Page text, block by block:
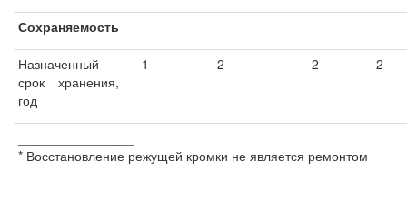
Сохраняемость
Назначенный
срок хранения,
год
1 2 2 2
* Восстановление режущей кромки не является ремонтом